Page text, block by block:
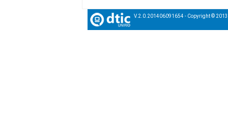
V.2.0.201406091654 - Copyright ©